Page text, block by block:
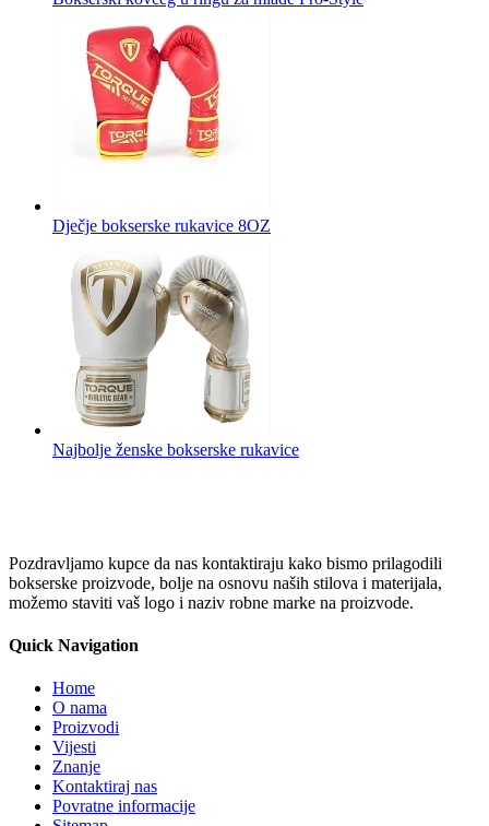
Dječje bokserske rukavice 8OZ
Najbolje ženske bokserske rukavice
Pozdravljamo kupce da nas kontaktiraju kako bismo prilagodili
bokserske proizvode, bolje na osnovu naših stilova i materijala,
možemo staviti vaš logo i naziv robne marke na proizvode.
Quick Navigation
Home
O nama
Proizvodi
Vijesti
Znanje
Kontaktiraj nas
Povratne informacije